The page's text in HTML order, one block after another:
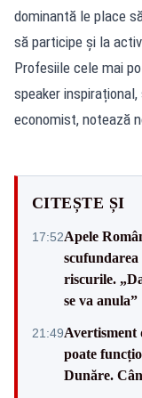
dominantă le place
să participe și la
Profesiile cele mai
speaker
economist, notează
CITEȘTE ȘI
17:52Apele
riscurile.
se va anula”
21:49Avertisment
poate
Dunăre.